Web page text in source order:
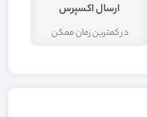
ارسال اکسپرس
در کمترين زمان ممکن